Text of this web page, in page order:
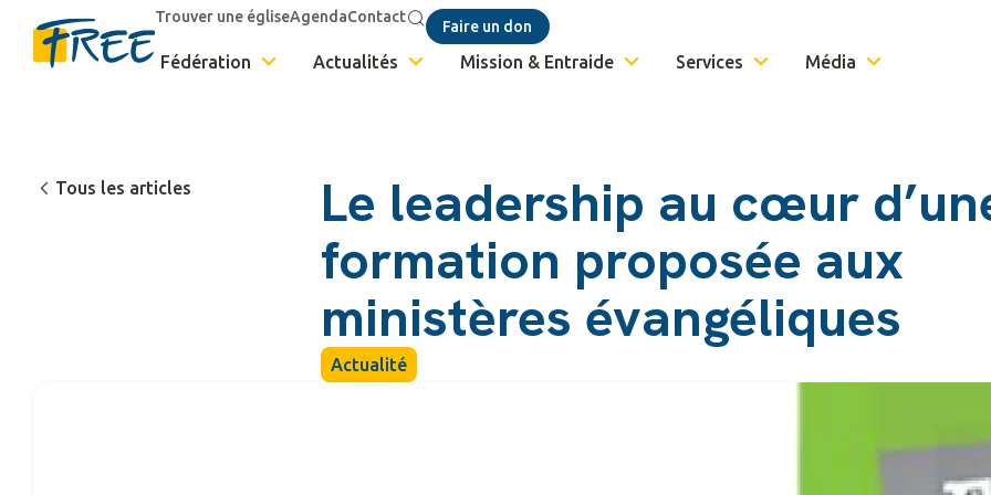
Trouver une égliseAgendaContact
Faire un don
Fédération Actualités Mission & Entraide Services Média
Tous les articles
Le leadership au cœur
formation proposée aux
ministères évangéliques
Actualité